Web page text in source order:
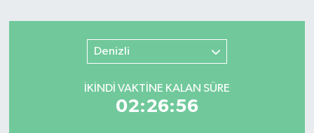
Denizli
İKINDI VAKTİNE KALAN SÜRE
02:26:56
Süper Lig Puan Durumu ve Fikstür
Tüm Manşetler